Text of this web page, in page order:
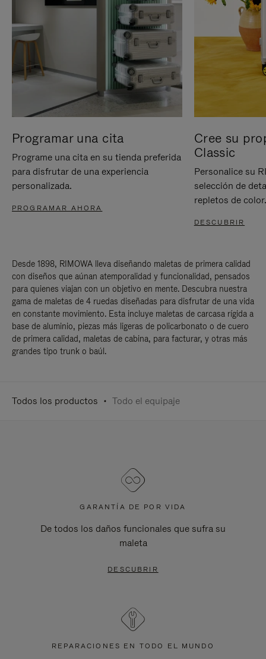
Programar una cita
Programe una cita en su tienda preferida
para disfrutar de una experiencia
personalizada.
PROGRAMAR AHORA
Cree su
Classic
Personalice su
selección de
repletos de color.
DESCUBRIR
Desde 1898, RIMOWA lleva diseñando maletas de primera calidad
con diseños que aúnan atemporalidad y funcionalidad, pensados
para quienes viajan con un objetivo en mente. Descubra nuestra
gama de maletas de 4 ruedas diseñadas para disfrutar de una vida
en constante movimiento. Esta incluye maletas de carcasa rígida a
base de aluminio, piezas más ligeras de policarbonato o de cuero
de primera calidad, maletas de cabina, para facturar, y otras más
grandes tipo trunk o baúl.
Todos los productos Todo el equipaje
GARANTÍA DE POR VIDA
De todos los daños funcionales que sufra su
maleta
DESCUBRIR
REPARACIONES EN TODO EL MUNDO